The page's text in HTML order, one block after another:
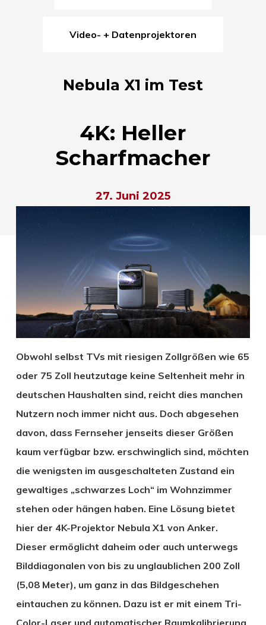
Video- + Datenprojektoren
Nebula X1 im Test
4K: Heller
Scharfmacher
27. Juni 2025
Obwohl selbst TVs mit riesigen Zollgrößen wie 65
oder 75 Zoll heutzutage keine Seltenheit mehr in
deutschen Haushalten sind, reicht dies manchen
Nutzern noch immer nicht aus. Doch abgesehen
davon, dass Fernseher jenseits dieser Größen
kaum verfügbar bzw. erschwinglich sind, möchten
die wenigsten im ausgeschalteten Zustand ein
gewaltiges „schwarzes Loch“ im Wohnzimmer
stehen oder hängen haben. Eine Lösung bietet
hier der 4K-Projektor Nebula X1 von Anker.
Dieser ermöglicht daheim oder auch unterwegs
Bilddiagonalen von bis zu unglaublichen 200 Zoll
(5,08 Meter), um ganz in das Bildgeschehen
eintauchen zu können. Dazu ist er mit einem Tri-
Color-Laser und automatischer Raumkalibrierung